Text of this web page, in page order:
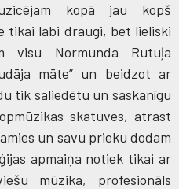
kopā jau kopš
tikai labi draugi, bet lieliski
visu Normunda Rutuļa
māte” un beidzot ar
tik saliedētu un saskanīgu
skatuves, atrast
un savu prieku dodam
apmaiņa notiek tikai ar
mūzika, profesionāls